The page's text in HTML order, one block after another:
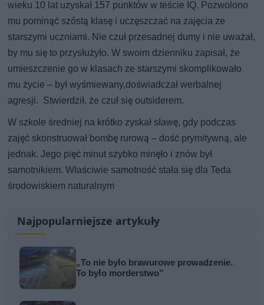
wieku 10 lat uzyskał 157 punktów w teście IQ. Pozwolono
mu pominąć szóstą klasę i uczęszczać na zajęcia ze
starszymi uczniami. Nie czuł przesadnej dumy i nie uważał,
by mu się to przysłużyło. W swoim dzienniku zapisał, że
umieszczenie go w klasach ze starszymi skomplikowało
mu życie – był wyśmiewany,doświadczał werbalnej
agresji. Stwierdził, że czuł się outsiderem.
W szkole średniej na krótko zyskał sławę, gdy podczas
zajęć skonstruował bombę rurową – dość prymitywną, ale
jednak. Jego pięć minut szybko minęło i znów był
samotnikiem. Właściwie samotność stała się dla Teda
środowiskiem naturalnym
Najpopularniejsze artykuły
„To nie było brawurowe prowadzenie.
To było morderstwo”